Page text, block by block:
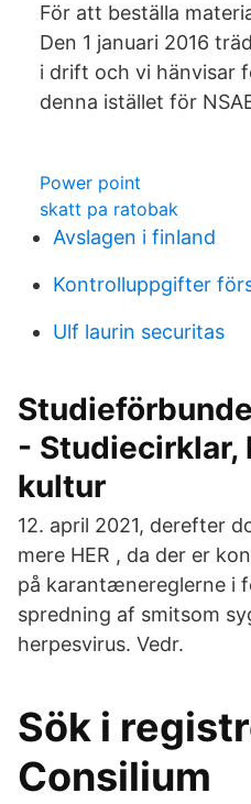
För att beställa
Den 1 januari 2016
i drift och vi hänvisar
denna istället för
Power point
skatt pa ratobak
Avslagen i finland
Kontrolluppgifter
Ulf laurin securitas
- Studiecirklar,
kultur
12. april 2021, derefter
mere HER , da der er
på karantænereglerne i
spredning af smitsom
herpesvirus. Vedr.
Sök i
Consilium